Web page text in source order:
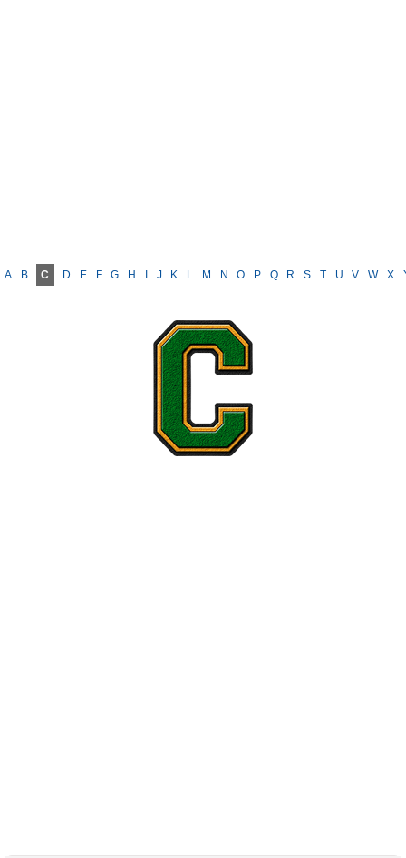
A B C D E F G H J K L M N O P Q R S T U V W X